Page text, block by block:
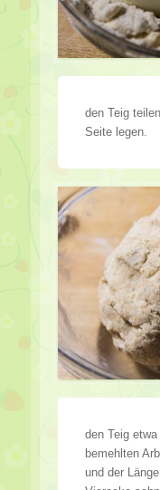
den Teig
Seite legen.
den Teig
bemehlten
und der